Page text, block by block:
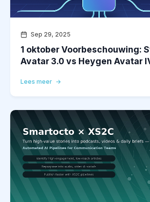
Sep 29, 2025
1 oktober Voorbeschouwing:
Avatar 3.0 vs Heygen Avatar
Lees meer